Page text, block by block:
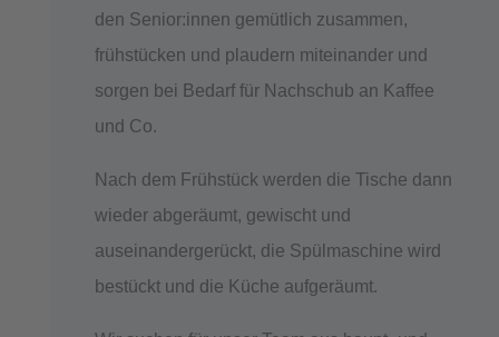
den Senior:innen gemütlich zusammen,
frühstücken und plaudern miteinander und
sorgen bei Bedarf für Nachschub an Kaffee
und Co.
Nach dem Frühstück werden die Tische dann
wieder abgeräumt, gewischt und
auseinandergerückt, die Spülmaschine wird
bestückt und die Küche aufgeräumt.